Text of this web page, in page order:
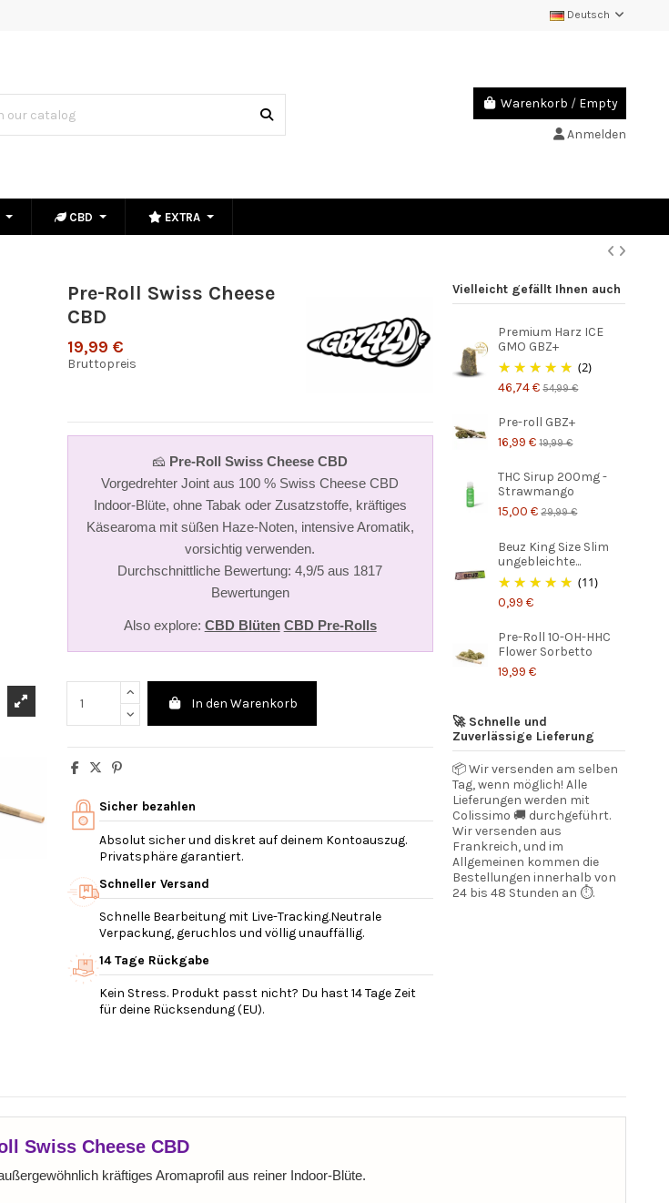
Deutsch
Warenkorb / Empty
Anmelden
CBD EXTRA
Pre-Roll Swiss Cheese
CBD
19,99 €
Bruttopreis
🧀 Pre-Roll Swiss Cheese CBD
Vorgedrehter Joint aus 100 % Swiss Cheese CBD
Indoor-Blüte, ohne Tabak oder Zusatzstoffe, kräftiges
Käsearoma mit süßen Haze-Noten, intensive Aromatik,
vorsichtig verwenden.
Durchschnittliche Bewertung: 4,9/5 aus 1817
Bewertungen
Also explore: CBD Blüten CBD Pre-Rolls
In den Warenkorb
Sicher bezahlen
Absolut sicher und diskret auf deinem Kontoauszug.
Privatsphäre garantiert.
Schneller Versand
Schnelle Bearbeitung mit Live-Tracking.Neutrale
Verpackung, geruchlos und völlig unauffällig.
14 Tage Rückgabe
Kein Stress. Produkt passt nicht? Du hast 14 Tage Zeit
für deine Rücksendung (EU).
Vielleicht gefällt Ihnen auch
Premium Harz ICE
GMO GBZ+
(2)
46,74 € 54,99 €
Pre-roll GBZ+
16,99 € 19,99 €
THC Sirup 200mg -
Strawmango
15,00 € 29,99 €
Beuz King Size Slim
ungebleichte...
(11)
0,99 €
Pre-Roll 10-OH-HHC
Flower Sorbetto
19,99 €
🚀 Schnelle und
Zuverlässige Lieferung
📦 Wir versenden am selben
Tag, wenn möglich! Alle
Lieferungen werden mit
Colissimo 🚚 durchgeführt.
Wir versenden aus
Frankreich, und im
Allgemeinen kommen die
Bestellungen innerhalb von
24 bis 48 Stunden an ⏱️.
Swiss Cheese CBD
kräftiges Aromaprofil aus reiner Indoor-Blüte.